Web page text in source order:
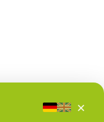
×